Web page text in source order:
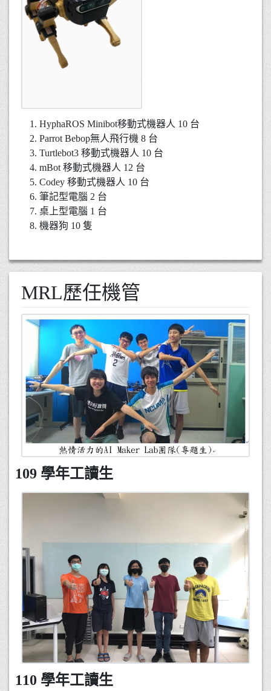
HyphaROS Minibot移動式機器人 10 台
Parrot Bebop無人飛行機 8 台
Turtlebot3 移動式機器人 10 台
mBot 移動式機器人 12 台
Codey 移動式機器人 10 台
筆記型電腦 2 台
桌上型電腦 1 台
機器狗 10 隻
MRL歷任機管
109 學年工讀生
110 學年工讀生